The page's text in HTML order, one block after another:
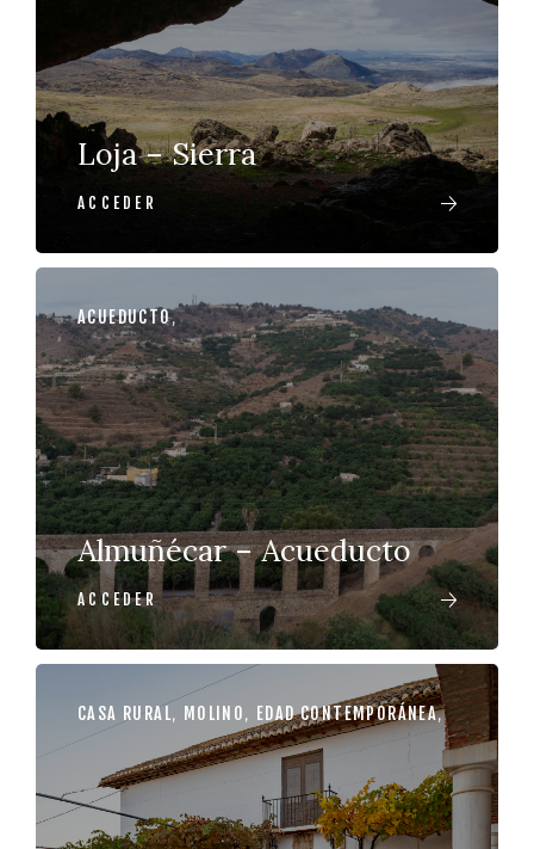
Loja – Sierra
ACCEDER
ACUEDUCTO,
Almuñécar – Acueducto
ACCEDER
CASA RURAL, MOLINO, EDAD CONTEMPORÁNEA,